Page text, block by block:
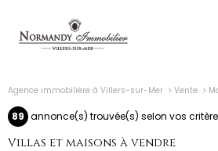
Agence immobilière à Villers-sur-Mer Vente
89 annonce(s) trouvée(s) selon vos
Villas et maisons à vendre